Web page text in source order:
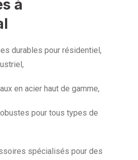
à
durables pour résidentiel,
en acier haut de gamme,
pour tous types de
spécialisés pour des